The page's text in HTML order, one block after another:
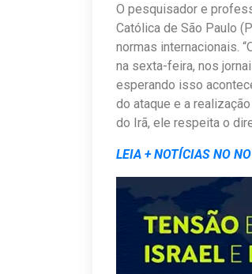
O pesquisador e
Católica de São Paulo
normas internacionais.
na sexta-feira, nos
esperando isso
do ataque e a
do Irã, ele respeita o
LEIA + NOTÍCIAS NO